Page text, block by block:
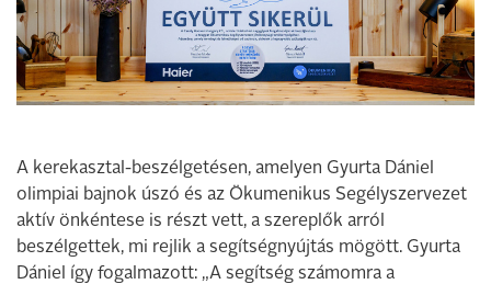
A kerekasztal-beszélgetésen, amelyen Gyurta Dániel
olimpiai bajnok úszó és az Ökumenikus Segélyszervezet
aktív önkéntese is részt vett, a szereplők arról
beszélgettek, mi rejlik a segítségnyújtás mögött. Gyurta
Dániel így fogalmazott: „A segítség számomra a